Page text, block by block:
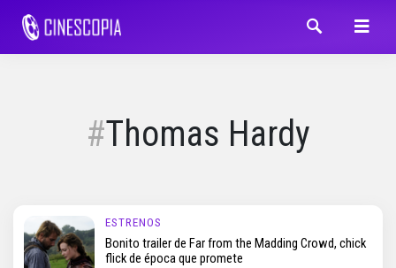
Thomas Hardy
ESTRENOS
Bonito trailer de Far from the Madding Crowd, chick
flick de época que promete